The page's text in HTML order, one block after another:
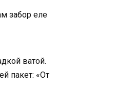
забор еле
ватой.
пакет: «От